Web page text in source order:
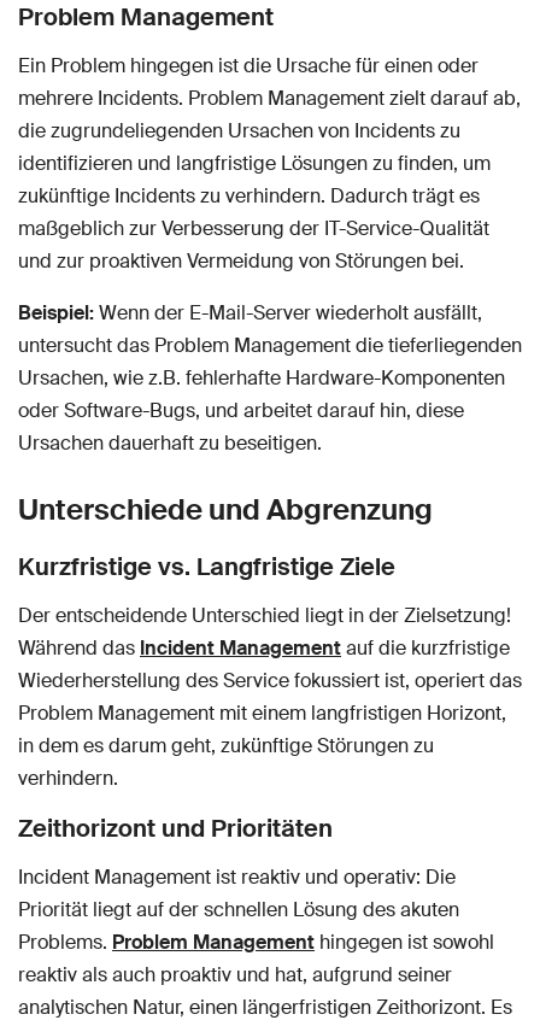
Problem Management
Ein Problem hingegen ist die Ursache für einen oder
mehrere Incidents. Problem Management zielt darauf ab,
die zugrundeliegenden Ursachen von Incidents zu
identifizieren und langfristige Lösungen zu finden, um
zukünftige Incidents zu verhindern. Dadurch trägt es
maßgeblich zur Verbesserung der IT-Service-Qualität
und zur proaktiven Vermeidung von Störungen bei.
Beispiel:Wenn der E-Mail-Server wiederholt ausfällt,
untersucht das Problem Management die tieferliegenden
Ursachen, wie z.B. fehlerhafte Hardware-Komponenten
oder Software-Bugs, und arbeitet darauf hin, diese
Ursachen dauerhaft zu beseitigen.
Unterschiede und Abgrenzung
Kurzfristige vs. Langfristige Ziele
Der entscheidende Unterschied liegt in der Zielsetzung!
Während das Incident Managementauf die kurzfristige
Wiederherstellung des Service fokussiert ist, operiert das
Problem Management mit einem langfristigen Horizont,
in dem es darum geht, zukünftige Störungen zu
verhindern.
Zeithorizont und Prioritäten
Incident Management ist reaktiv und operativ: Die
Priorität liegt auf der schnellen Lösung des akuten
Problems. Problem Management hingegen ist sowohl
reaktiv als auch proaktiv und hat, aufgrund seiner
analytischen Natur, einen längerfristigen Zeithorizont. Es